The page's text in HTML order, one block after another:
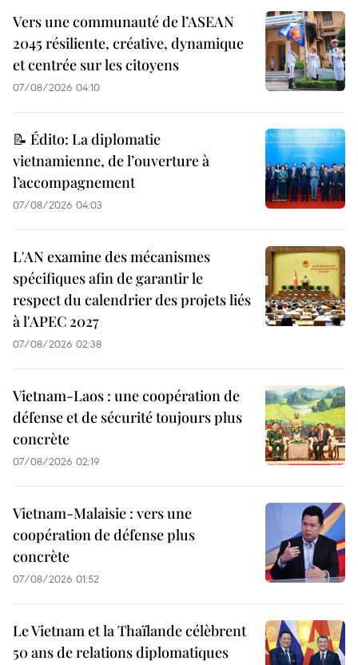
Vers une communauté de l’ASEAN
2045 résiliente, créative, dynamique
et centrée sur les citoyens
07/08/2026 04:10
📝 Édito: La diplomatie
vietnamienne, de l’ouverture à
l’accompagnement
07/08/2026 04:03
L'AN examine des mécanismes
spécifiques afin de garantir le
respect du calendrier des projets liés
à l'APEC 2027
07/08/2026 02:38
Vietnam-Laos : une coopération de
défense et de sécurité toujours plus
concrète
07/08/2026 02:19
Vietnam-Malaisie : vers une
coopération de défense plus
concrète
07/08/2026 01:52
Le Vietnam et la Thaïlande célèbrent
50 ans de relations diplomatiques